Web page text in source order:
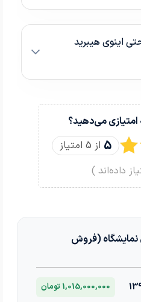
اینوی هیبرید
می‌دهید؟
5 از 5 امتیاز
داده‌اند )
(فروش
1,015,000,000 تومان